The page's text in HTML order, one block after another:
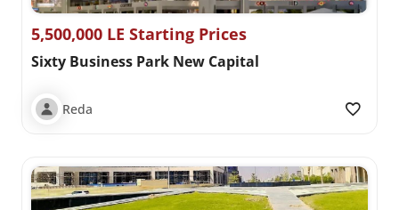
5,500,000 LE Starting Prices
Sixty Business Park New Capital
Reda